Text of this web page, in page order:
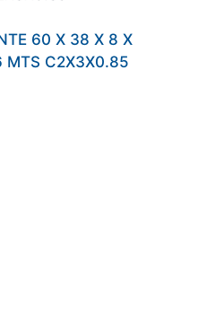
60 X 38 X 8 X
MTS C2X3X0.85